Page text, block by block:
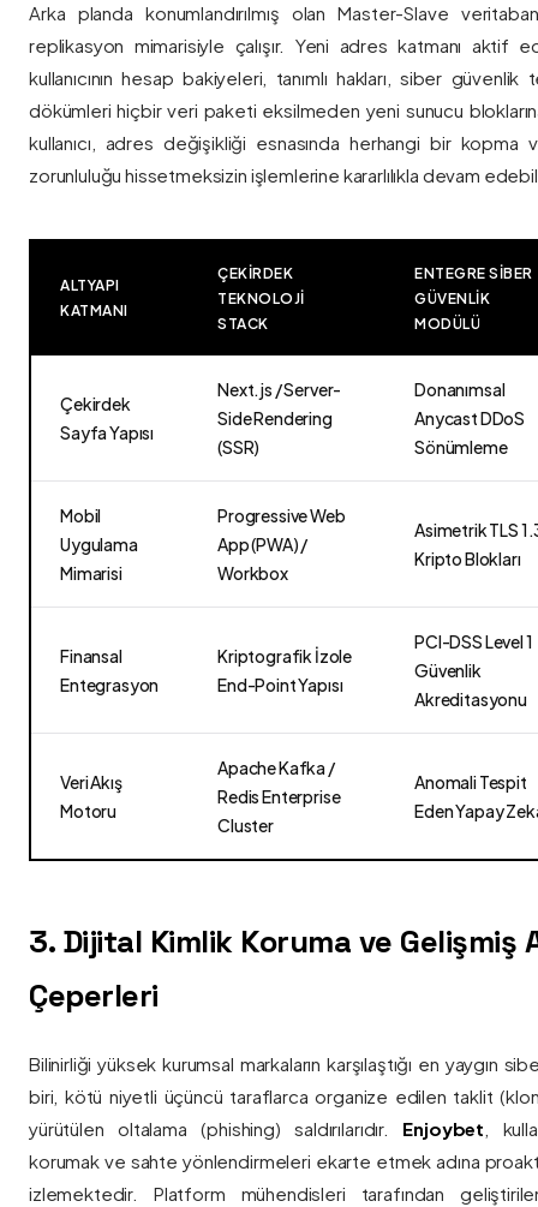
Arka planda konumlandırılmış olan Master-Slave
replikasyon mimarisiyle çalışır. Yeni adres katmanı aktif
kullanıcının hesap bakiyeleri, tanımlı hakları, siber
dökümleri hiçbir veri paketi eksilmeden yeni sunucu
kullanıcı, adres değişikliği esnasında herhangi bir
zorunluluğu hissetmeksizin işlemlerine kararlılıkla devam
ALTYAPI
KATMANI
ÇEKIRDEK
TEKNOLOJI
STACK
ENTEGRE SIBER
GÜVENLIK
MODÜLÜ
Çekirdek
Sayfa Yapısı
Next.js / Server-
Side Rendering
(SSR)
Donanımsal
Anycast DDoS
Sönümleme
Mobil
Uygulama
Mimarisi
Progressive Web
App (PWA) /
Workbox
Asimetrik TLS
Kripto Blokları
Finansal
Entegrasyon
Kriptografik İzole
End-Point Yapısı
PCI-DSS Level 1
Güvenlik
Akreditasyonu
Veri Akış
Motoru
Apache Kafka /
Redis Enterprise
Cluster
Anomali Tespit
Eden Yapay
3. Dijital Kimlik Koruma ve Gelişmiş
Çeperleri
Bilinirliği yüksek kurumsal markaların karşılaştığı en yaygın
biri, kötü niyetli üçüncü taraflarca organize edilen taklit
yürütülen oltalama (phishing) saldırılarıdır. Enjoybet ,
korumak ve sahte yönlendirmeleri ekarte etmek adına
izlemektedir. Platform mühendisleri tarafından